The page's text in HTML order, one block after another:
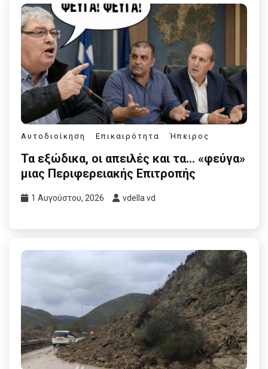
Αυτοδιοίκηση Επικαιρότητα Ήπειρος
Τα εξώδικα, οι απειλές και τα… «φεύγα»
μιας Περιφερειακής Επιτροπής
1 Αυγούστου, 2026 vdella vd